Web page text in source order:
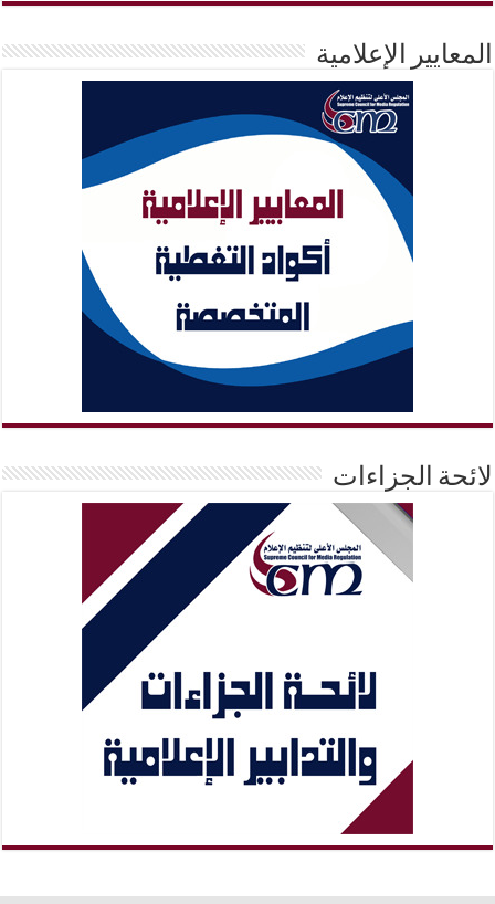
المعايير الإعلامية
لائحة الجزاءات